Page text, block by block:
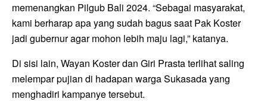
memenangkan Pilgub Bali 2024. “Sebagai masyarakat,
kami berharap apa yang sudah bagus saat Pak Koster
jadi gubernur agar mohon lebih maju lagi,” katanya.
Di sisi lain, Wayan Koster dan Giri Prasta terlihat saling
melempar pujian di hadapan warga Sukasada yang
menghadiri kampanye tersebut.